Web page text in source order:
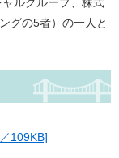
グの5者）の一人と
109KB]